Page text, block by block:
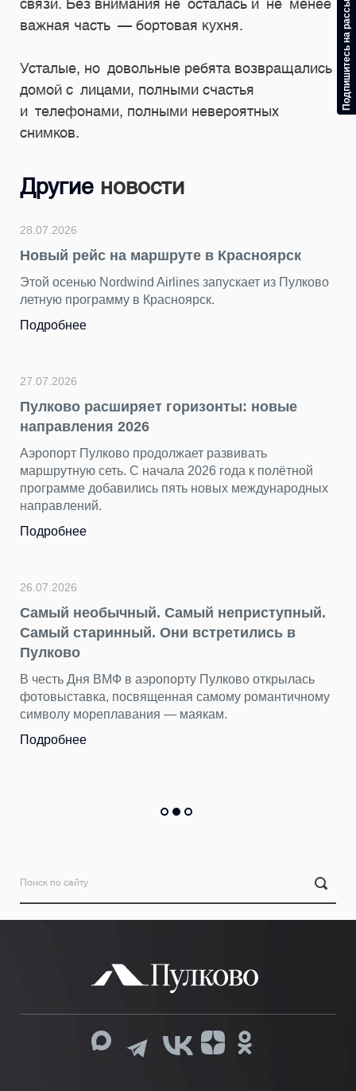
связи. Без внимания не осталась и не менее
важная часть — бортовая кухня.
Усталые, но довольные ребята возвращались
домой с лицами, полными счастья
и телефонами, полными невероятных
снимков.
Другие новости
28.07.2026
Новый рейс на маршруте в Красноярск
Этой осенью Nordwind Airlines запускает из Пулково
летную программу в Красноярск.
Подробнее
27.07.2026
Пулково расширяет горизонты: новые
направления 2026
Аэропорт Пулково продолжает развивать
маршрутную сеть. С начала 2026 года к полётной
программе добавились пять новых международных
направлений.
Подробнее
26.07.2026
Самый необычный. Самый неприступный.
Самый старинный. Они встретились в
Пулково
В честь Дня ВМФ в аэропорту Пулково открылась
фотовыставка, посвященная самому романтичному
символу мореплавания — маякам.
Подробнее
Подпишитесь на рассылку